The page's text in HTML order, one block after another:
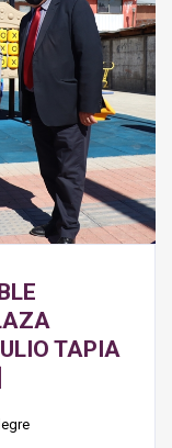
AMBIENTE
TAPIA